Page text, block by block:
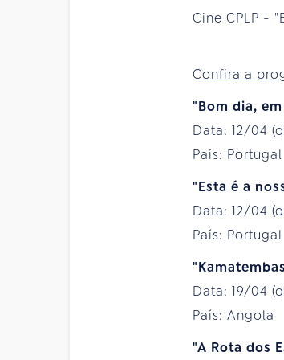
Cine CPLP -
Confira a
"Bom dia,
Data: 12/04
País: Portugal
"Esta é a
Data: 12/04
País: Portugal
Data: 19/04
País: Angola
"A Rota dos